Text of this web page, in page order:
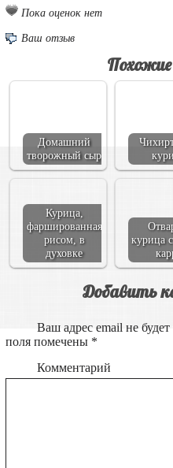
Пока оценок нет
Ваш отзыв
Домашний
творожный сыр
Курица,
фаршированная
рисом, в
духовке
курица
Добавить
Ваш адрес email не
поля помечены *
Комментарий